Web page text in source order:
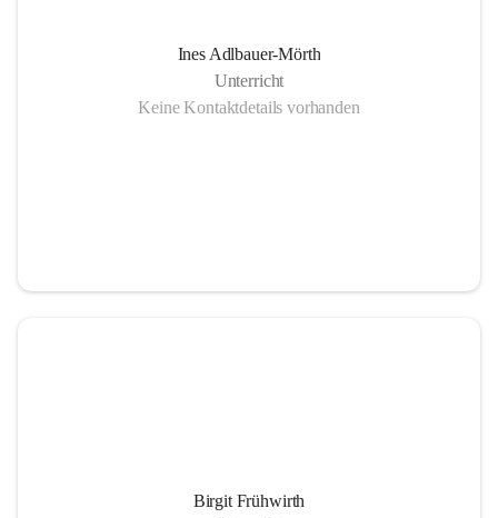
Ines Adlbauer-Mörth
Unterricht
Keine Kontaktdetails vorhanden
Birgit Frühwirth